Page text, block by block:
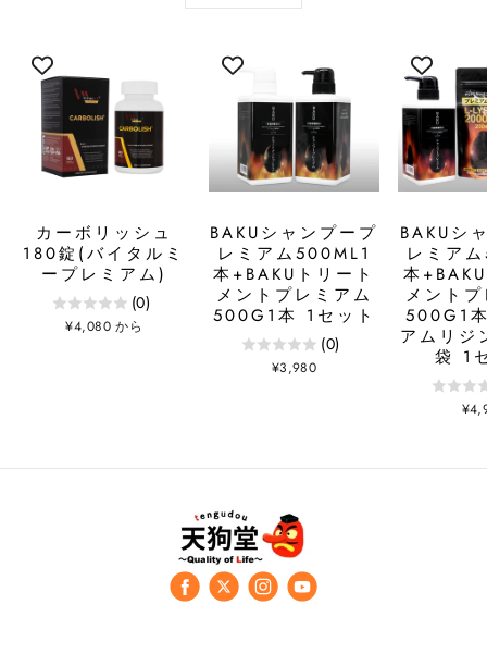
カーボリッシュ
180錠(バイタルミ
ープレミアム)
(0)
¥4,080 から
BAKUシャンプープ
レミアム500ML1
本+BAKUトリート
メントプレミアム
500G1本 1セット
(0)
¥3,980
BAKUシ
レミア
本
メント
500G1
アムリ
袋 1